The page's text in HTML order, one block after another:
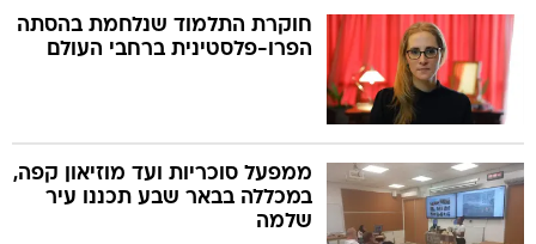
חוקרת התלמוד שנלחמת בהסתה
הפרו-פלסטינית ברחבי העולם
ממפעל סוכריות ועד מוזיאון קפה,
במכללה בבאר שבע תכננו עיר
שלמה